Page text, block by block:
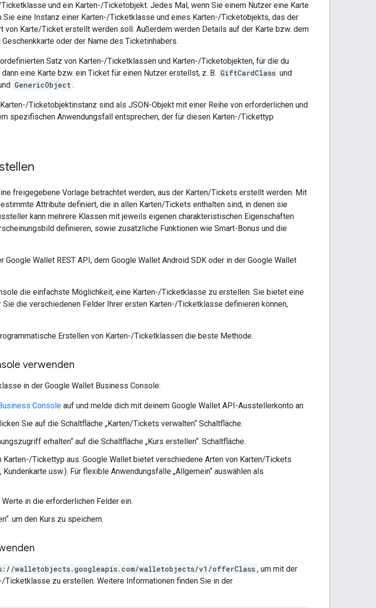
Ticketklasse und ein Karten-/Ticketobjekt. Jedes Mal, wenn Sie einem Nutzer eine Karte
Sie eine Instanz einer Karten-/Ticketklasse und eines Karten-/Ticketobjekts, das der
von Karte/Ticket erstellt werden soll. Außerdem werden Details auf der Karte bzw. dem
Geschenkkarte oder der Name des Ticketinhabers.
Satz von Karten-/Ticketklassen und Karten-/Ticketobjekten, für die du
eine Karte bzw. ein Ticket für einen Nutzer erstellst, z. B. GiftCardClass und
GenericObject .
Ticketobjektinstanz sind als JSON-Objekt mit einer Reihe von erforderlichen und
spezifischen Anwendungsfall entsprechen, der für diesen Karten-/Tickettyp
freigegebene Vorlage betrachtet werden, aus der Karten/Tickets erstellt werden. Mit
Attribute definiert, die in allen Karten/Tickets enthalten sind, in denen sie
kann mehrere Klassen mit jeweils eigenen charakteristischen Eigenschaften
definieren, sowie zusätzliche Funktionen wie Smart-Bonus und die
Google Wallet REST API, dem Google Wallet Android SDK oder in der Google Wallet
die einfachste Möglichkeit, eine Karten-/Ticketklasse zu erstellen. Sie bietet eine
Sie die verschiedenen Felder Ihrer ersten Karten-/Ticketklasse definieren können,
Erstellen von Karten-/Ticketklassen die beste Methode.
verwenden
in der Google Wallet Business Console:
Console auf und melde dich mit deinem Google Wallet API-Ausstellerkonto an.
Sie auf die Schaltfläche „Karten/Tickets verwalten“ Schaltfläche.
erhalten“ auf die Schaltfläche „Kurs erstellen“. Schaltfläche.
Karten-/Tickettyp aus. Google Wallet bietet verschiedene Arten von Karten/Tickets
Kundenkarte usw.). Für flexible Anwendungsfälle „Allgemein“ auswählen als
Werte in die erforderlichen Felder ein.
um den Kurs zu speichern.
walletobjects.googleapis.com/walletobjects/v1/offerClass , um mit der
Ticketklasse zu erstellen. Weitere Informationen finden Sie in der